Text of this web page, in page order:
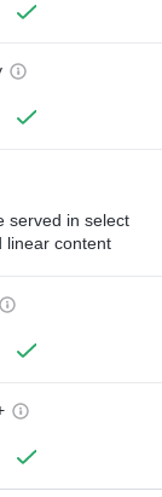
served in select
linear content